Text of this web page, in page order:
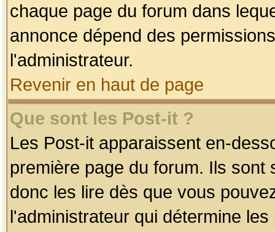
chaque page du forum dans
annonce dépend des
l'administrateur.
Revenir en haut de page
Que sont les Post-it ?
Les Post-it apparaissent en-
première page du forum. Ils
donc les lire dès que vous
l'administrateur qui détermine